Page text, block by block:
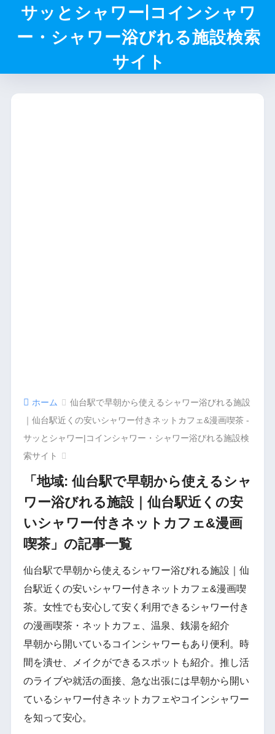
サッとシャワー|コインシャワ
ー・シャワー浴びれる施設検索
サイト
ホーム
仙台駅で早朝から使えるシャワー浴びれる施設
｜仙台駅近くの安いシャワー付きネットカフェ&漫画喫茶 -
サッとシャワー|コインシャワー・シャワー浴びれる施設検
索サイト
「地域: 仙台駅で早朝から使えるシャ
ワー浴びれる施設｜仙台駅近くの安
いシャワー付きネットカフェ&漫画
喫茶」の記事一覧
仙台駅で早朝から使えるシャワー浴びれる施設｜仙
台駅近くの安いシャワー付きネットカフェ&漫画喫
茶。女性でも安心して安く利用できるシャワー付き
の漫画喫茶・ネットカフェ、温泉、銭湯を紹介
早朝から開いているコインシャワーもあり便利。時
間を潰せ、メイクができるスポットも紹介。推し活
のライブや就活の面接、急な出張には早朝から開い
ているシャワー付きネットカフェやコインシャワー
を知って安心。